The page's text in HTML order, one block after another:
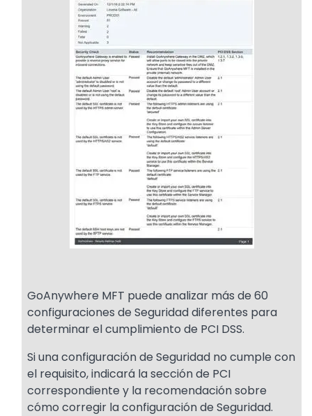
GoAnywhere MFT puede analizar más de 60
configuraciones de Seguridad diferentes para
determinar el cumplimiento de PCI DSS.
Si una configuración de Seguridad no cumple con
el requisito, indicará la sección de PCI
correspondiente y la recomendación sobre
cómo corregir la configuración de Seguridad.